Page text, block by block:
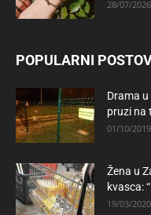
28/07/2026
POPULARNI
Drama
pruzi na
01/10/2019
Žena u
kvasca:
19/03/2020